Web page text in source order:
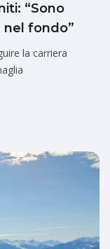
“Sono
nel fondo”
la carriera